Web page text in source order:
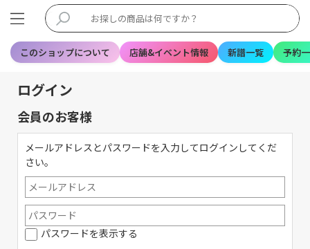
このショップについて 店舗&イベント情報 新譜一覧 予約
ログイン
会員のお客様
メールアドレスとパスワードを入力してログインしてくだ
さい。
パスワードを表示する